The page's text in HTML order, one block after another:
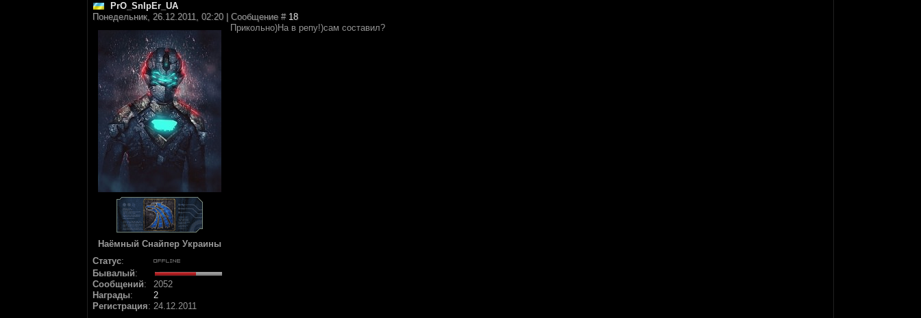
PrO_SnIpEr_UA
Понедельник, 26.12.2011, 02:20 | Сообщение # 18
Наёмный Снайпер Украины
Статус:
Бывалый:
Сообщений:
2052
Награды:
2
Регистрация: 24.12.2011
Прикольно)На в репу!)сам составил?